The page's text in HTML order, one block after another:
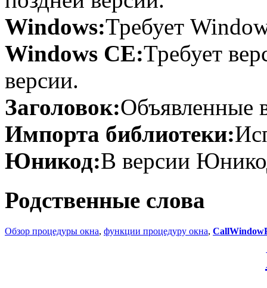
Windows:Требует
Windows CE:Требует
версии.
Заголовок:Объявленные
Импорта библиотеки:
Юникод:В версии
Родственные слова
Обзор процедуры окна, функции процедуру окна,